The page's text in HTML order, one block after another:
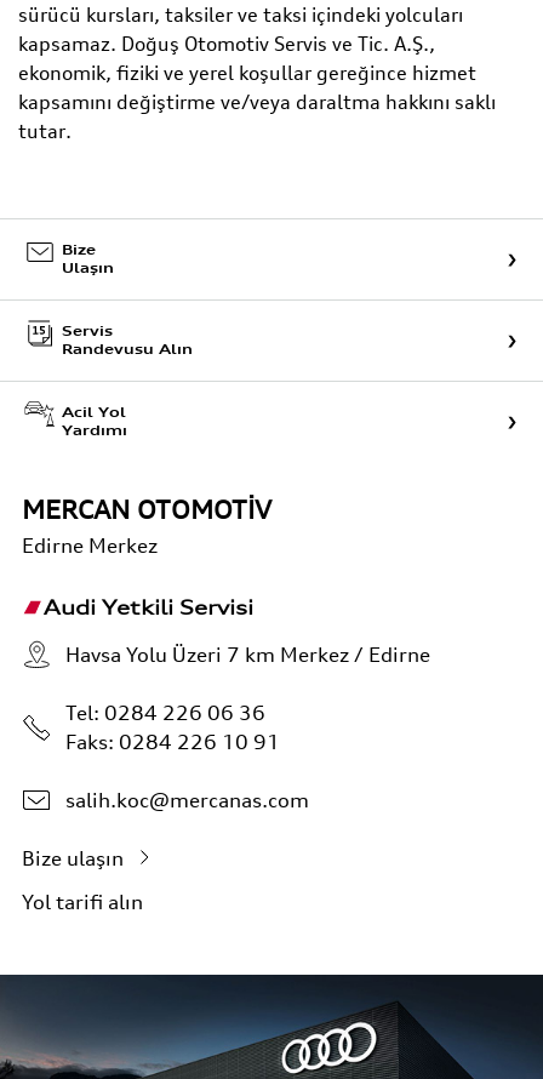
sürücü kursları, taksiler ve taksi içindeki yolcuları
kapsamaz. Doğuş Otomotiv Servis ve Tic. A.Ş.,
ekonomik, fiziki ve yerel koşullar gereğince hizmet
kapsamını değiştirme ve/veya daraltma hakkını saklı
tutar.
Bize
Ulaşın
Servis
Randevusu Alın
Acil Yol
Yardımı
MERCAN OTOMOTİV
Edirne Merkez
Audi Yetkili Servisi
Havsa Yolu Üzeri 7 km Merkez / Edirne
Tel: 0284 226 06 36
Faks: 0284 226 10 91
salih.koc@mercanas.com
Bize ulaşın
Yol tarifi alın